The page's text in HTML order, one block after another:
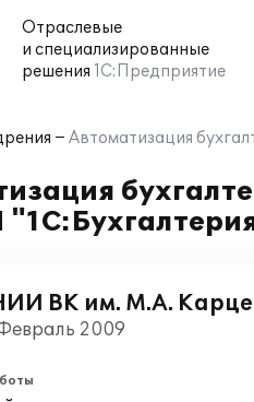
Отраслевые
и специализированные
решения 1С:Предприятие
Автоматизация
ВК им. М.А.
2009